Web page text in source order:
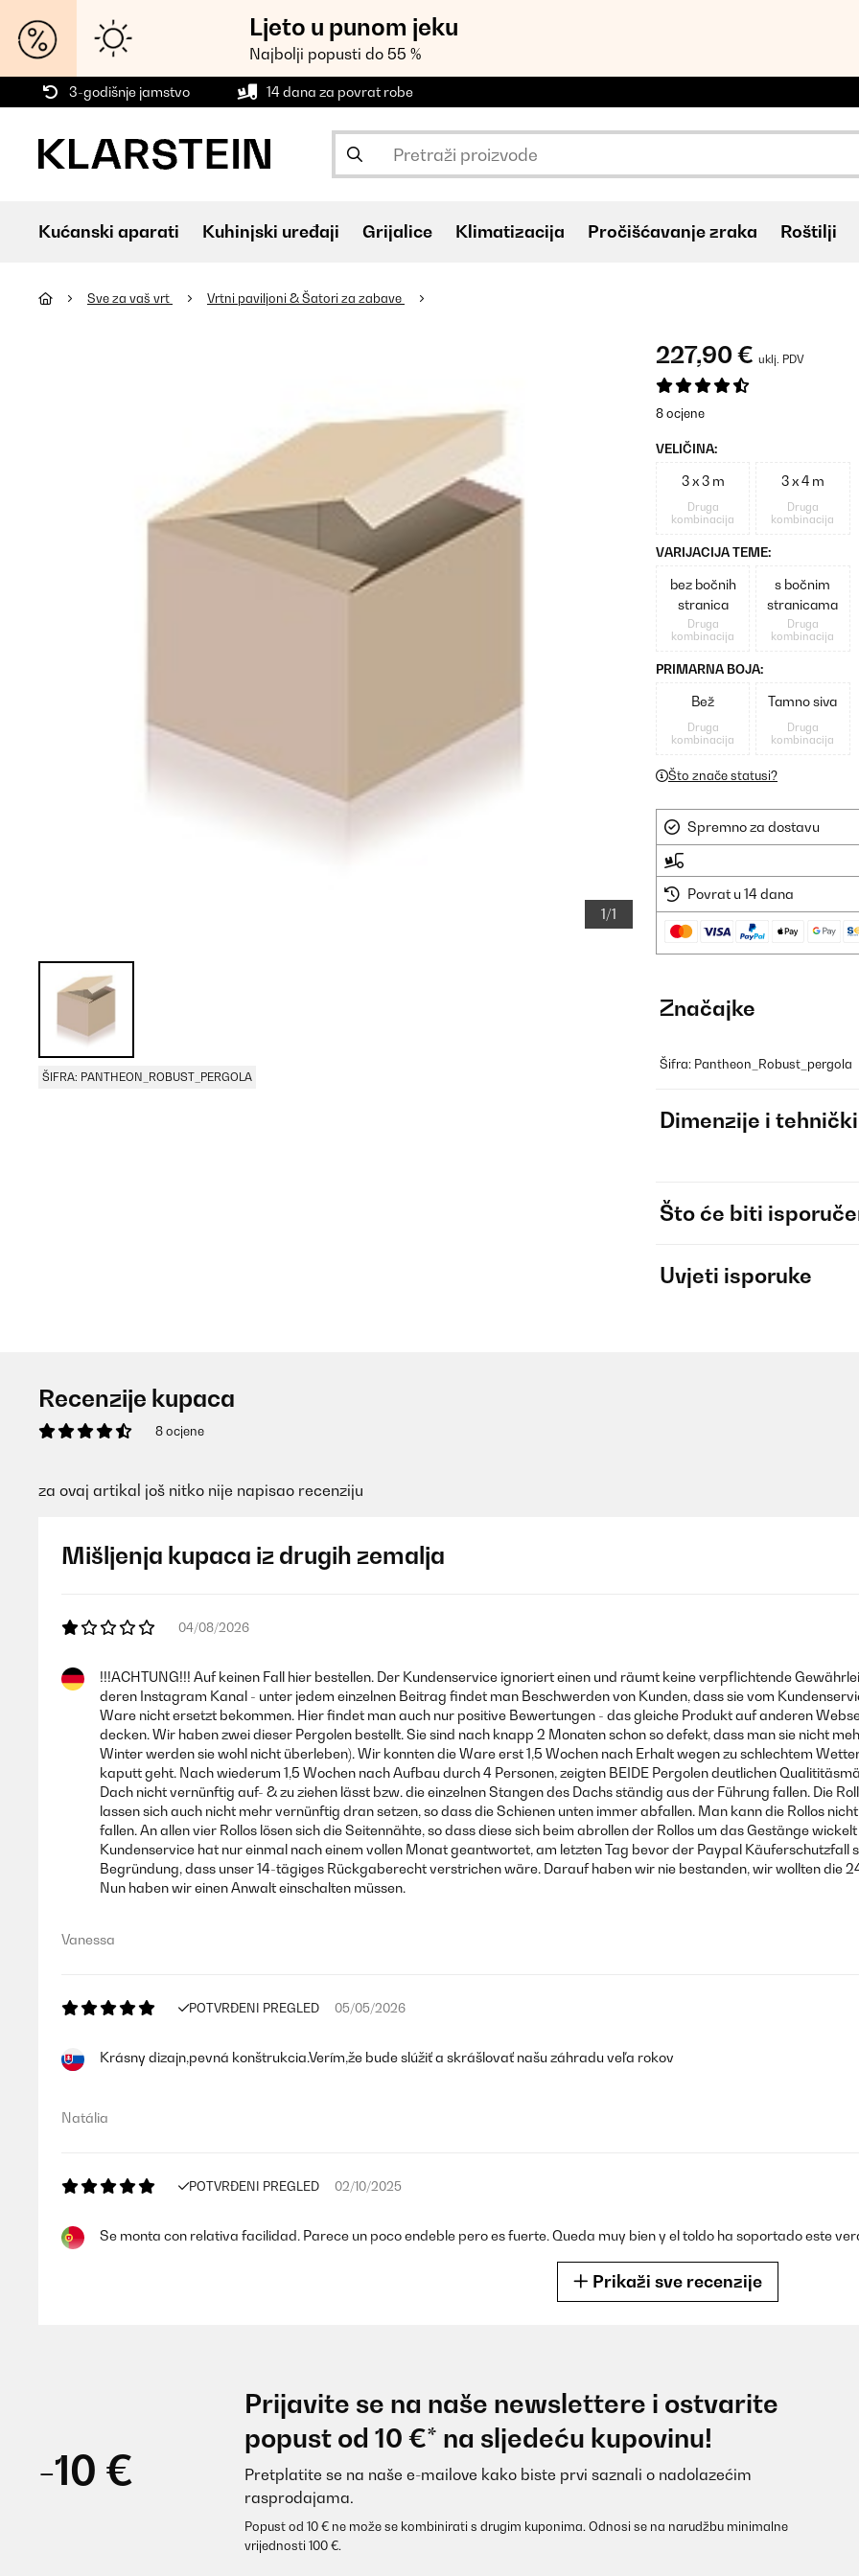
Ljeto u punom jeku
Najbolji popusti do 55 %
3-godišnje jamstvo 14 dana za povrat robe
Kućanski aparati Kuhinjski uređaji Grijalice Klimatizacija Pročišćavanje zraka Roštilji
Sve za vaš vrt Vrtni paviljoni & Šatori za zabave
1/1
ŠIFRA: PANTHEON_ROBUST_PERGOLA
227,90 € uklj. PDV
8 ocjene
VELIČINA:
3 x 3 m
Druga
kombinacija
3 x 4 m
Druga
kombinacija
VARIJACIJA TEME:
bez bočnih
stranica
Druga
kombinacija
s bočnim
stranicama
Druga
kombinacija
PRIMARNA BOJA:
Bež
Druga
kombinacija
Tamno siva
Druga
kombinacija
Što znače statusi?
Spremno za dostavu
Povrat u 14 dana
Značajke
Šifra: Pantheon_Robust_pergola
Dimenzije i
Što će biti
Uvjeti isporuke
Recenzije kupaca
8 ocjene
za ovaj artikal još nitko nije napisao recenziju
Mišljenja kupaca iz drugih zemalja
04/08/2026
!!!ACHTUNG!!! Auf keinen Fall hier bestellen. Der Kundenservice ignoriert einen und räumt keine verpflichtende
deren Instagram Kanal - unter jedem einzelnen Beitrag findet man Beschwerden von Kunden, dass sie vom
Ware nicht ersetzt bekommen. Hier findet man auch nur positive Bewertungen - das gleiche Produkt auf anderen
decken. Wir haben zwei dieser Pergolen bestellt. Sie sind nach knapp 2 Monaten schon so defekt, dass man sie nicht
Winter werden sie wohl nicht überleben). Wir konnten die Ware erst 1,5 Wochen nach Erhalt wegen zu schlechtem
kaputt geht. Nach wiederum 1,5 Wochen nach Aufbau durch 4 Personen, zeigten BEIDE Pergolen deutlichen
Dach nicht vernünftig auf- & zu ziehen lässt bzw. die einzelnen Stangen des Dachs ständig aus der Führung fallen. Die
lassen sich auch nicht mehr vernünftig dran setzen, so dass die Schienen unten immer abfallen. Man kann die Rollos
fallen. An allen vier Rollos lösen sich die Seitennähte, so dass diese sich beim abrollen der Rollos um das Gestänge
Kundenservice hat nur einmal nach einem vollen Monat geantwortet, am letzten Tag bevor der Paypal Käuferschutzfall
Begründung, dass unser 14-tägiges Rückgaberecht verstrichen wäre. Darauf haben wir nie bestanden, wir wollten die
Nun haben wir einen Anwalt einschalten müssen.
Vanessa
POTVRĐENI PREGLED 05/05/2026
Krásny dizajn,pevná konštrukcia.Verím,že bude slúžiť a skrášlovať našu záhradu veľa rokov
Natália
POTVRĐENI PREGLED 02/10/2025
Se monta con relativa facilidad. Parece un poco endeble pero es fuerte. Queda muy bien y el toldo ha soportado este
Article suffisanment solide la bâche protège très bien le seul soucis c est le montage qui est quand même assez
Utilisateur d'Amazon
POTVRĐENI PREGLED 16/08/2024
Prikaži sve recenzije
-10 €
Prijavite se na naše newslettere i ostvarite
popust od 10 €* na sljedeću kupovinu!
Pretplatite se na naše e-mailove kako biste prvi saznali o nadolazećim
rasprodajama.
Popust od 10 € ne može se kombinirati s drugim kuponima. Odnosi se na narudžbu minimalne
vrijednosti 100 €.